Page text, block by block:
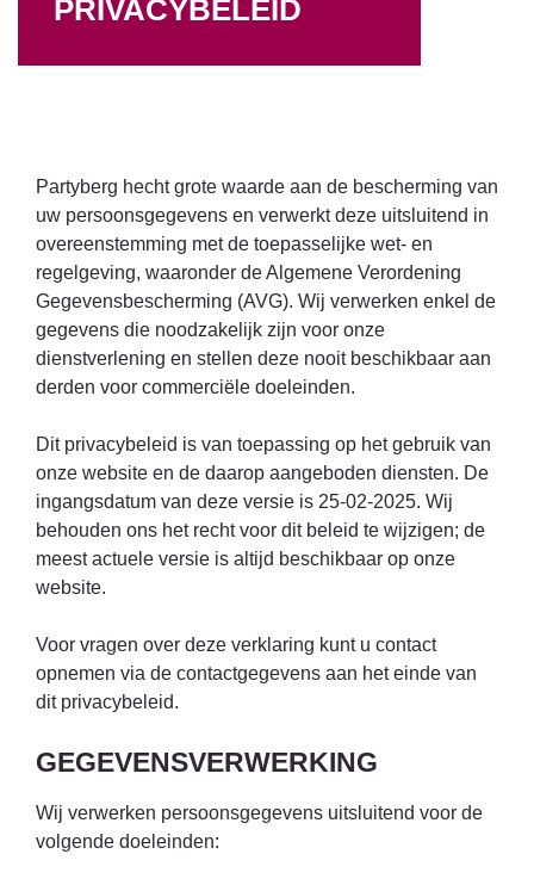
PRIVACYBELEID
Partyberg hecht grote waarde aan de bescherming van
uw persoonsgegevens en verwerkt deze uitsluitend in
overeenstemming met de toepasselijke wet- en
regelgeving, waaronder de Algemene Verordening
Gegevensbescherming (AVG). Wij verwerken enkel de
gegevens die noodzakelijk zijn voor onze
dienstverlening en stellen deze nooit beschikbaar aan
derden voor commerciële doeleinden.
Dit privacybeleid is van toepassing op het gebruik van
onze website en de daarop aangeboden diensten. De
ingangsdatum van deze versie is 25-02-2025. Wij
behouden ons het recht voor dit beleid te wijzigen; de
meest actuele versie is altijd beschikbaar op onze
website.
Voor vragen over deze verklaring kunt u contact
opnemen via de contactgegevens aan het einde van
dit privacybeleid.
GEGEVENSVERWERKING
Wij verwerken persoonsgegevens uitsluitend voor de
volgende doeleinden: